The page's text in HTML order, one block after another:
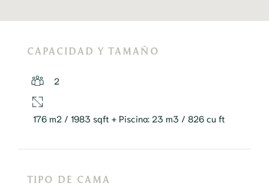
CAPACIDAD Y TAMAÑO
2
176 m2 / 1983 sqft + Piscina: 23 m3 / 826 cu ft
TIPO DE CAMA